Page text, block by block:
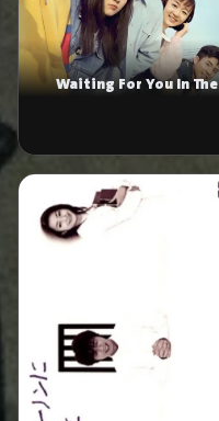
Waiting For You In The